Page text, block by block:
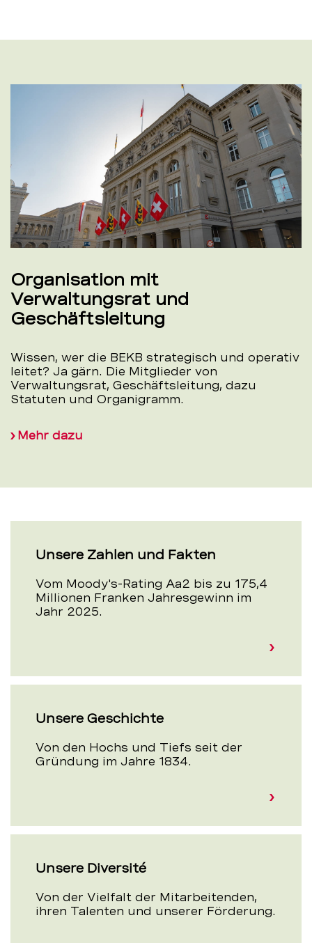
Organisation mit
Verwaltungsrat und
Geschäftsleitung
Wissen, wer die BEKB strategisch und operativ
leitet? Ja gärn. Die Mitglieder von
Verwaltungsrat, Geschäftsleitung, dazu
Statuten und Organigramm.
Mehr dazu
Unsere Zahlen und Fakten
Vom Moody's-Rating Aa2 bis zu 175,4
Millionen Franken Jahresgewinn im
Jahr 2025.
Unsere Geschichte
Von den Hochs und Tiefs seit der
Gründung im Jahre 1834.
Unsere Diversité
Von der Vielfalt der Mitarbeiten­den,
ihren Talenten und unserer Förderung.